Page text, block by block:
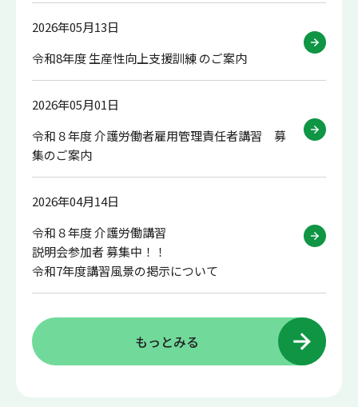
2026年05月13日
令和8年度 生産性向上支援訓練 のご案内
2026年05月01日
令和８年度 介護労働者雇用管理責任者講習 募
集のご案内
2026年04月14日
令和８年度 介護労働講習
説明会参加者 募集中！！
令和7年度講習風景の掲示について
もっとみる